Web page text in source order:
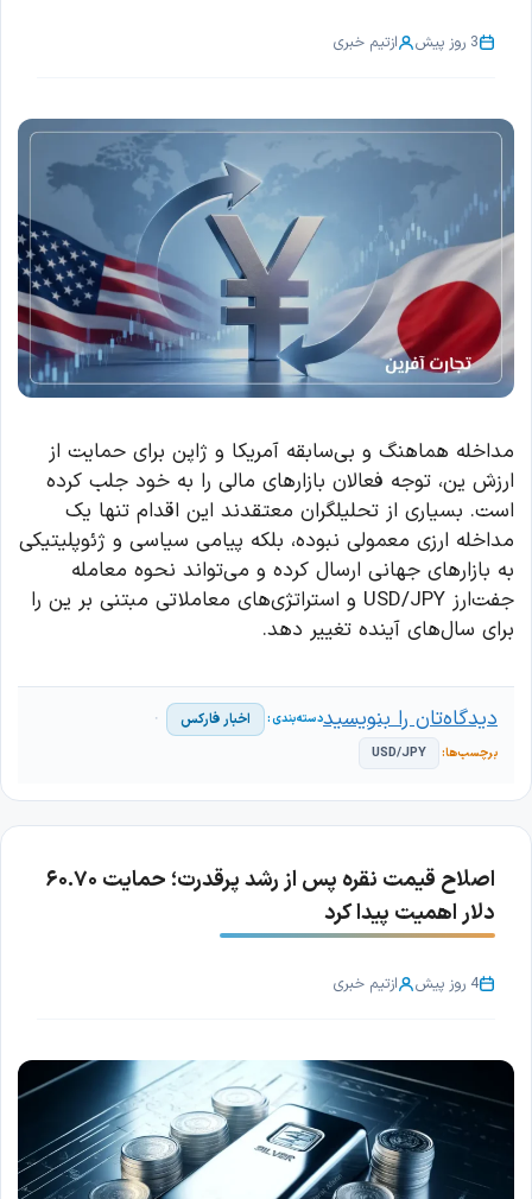
3 روز پیش ازتیم خبری
مداخله هماهنگ و بی‌سابقه آمریکا و ژاپن برای حمایت از
ارزش ین، توجه فعالان بازارهای مالی را به خود جلب کرده
است. بسیاری از تحلیلگران معتقدند این اقدام تنها یک
مداخله ارزی معمولی نبوده، بلکه پیامی سیاسی و ژئوپلیتیکی
به بازارهای جهانی ارسال کرده و می‌تواند نحوه معامله
جفت‌ارز USD/JPY و استراتژی‌های معاملاتی مبتنی بر ین را
برای سال‌های آینده تغییر دهد.
اخبار فارکس
USD/JPY
دیدگاه‌تان را بنویسید
اصلاح قیمت نقره پس از رشد پرقدرت؛ حمایت ۶۰.۷۰
دلار اهمیت پیدا کرد
4 روز پیش ازتیم خبری